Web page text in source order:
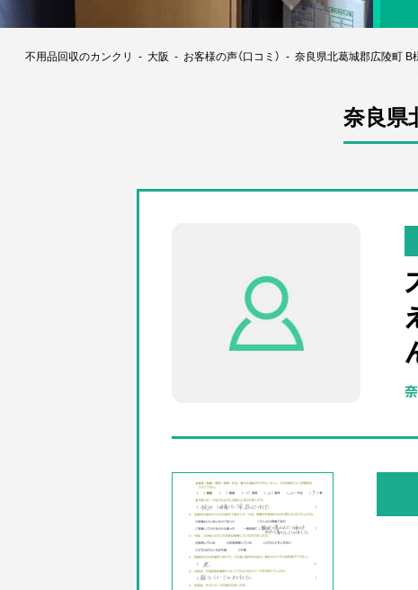
不用品回収のカンクリ 大阪 お客様の声（口コミ） 奈良県北葛城郡広陵町 B
奈良県